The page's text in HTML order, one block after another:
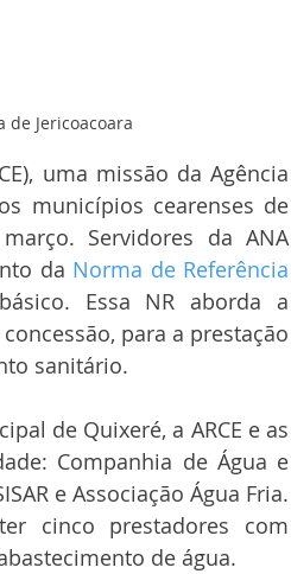
de Jericoacoara
uma missão da Agência
municípios cearenses de
Servidores da ANA
da Norma de Referência
Essa NR aborda a
para a prestação
sanitário.
de Quixeré, a ARCE e as
Companhia de Água e
e Associação Água Fria.
cinco prestadores com
de água.